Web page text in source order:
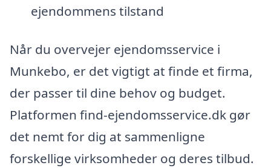
ejendommens tilstand
Når du overvejer ejendomsservice i
Munkebo, er det vigtigt at finde et firma,
der passer til dine behov og budget.
Platformen find-ejendomsservice.dk gør
det nemt for dig at sammenligne
forskellige virksomheder og deres tilbud.